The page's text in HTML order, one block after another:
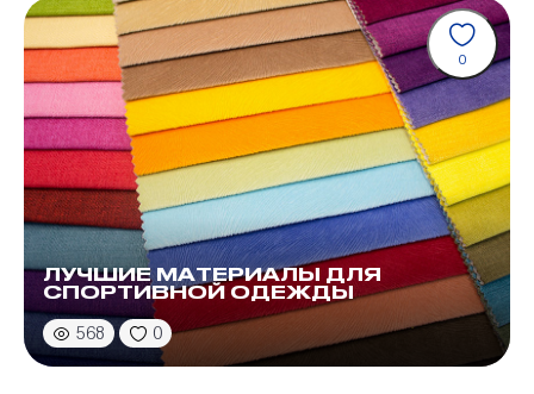
0
ЛУЧШИЕ МАТЕРИАЛЫ ДЛЯ
СПОРТИВНОЙ ОДЕЖДЫ
568 0